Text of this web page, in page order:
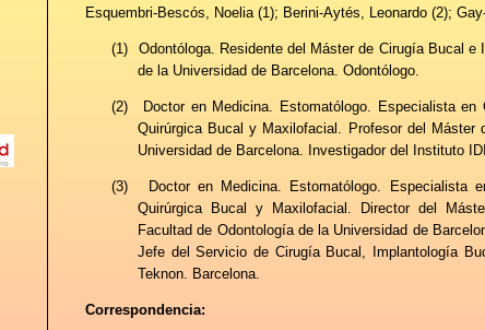
Esquembri-Bescós, Noelia (1); Berini-Aytés, Leonardo (2);
(1)
Odontóloga. Residente del Máster de Cirugía Bucal
de la Universidad de Barcelona. Odontólogo.
(2)
Doctor en Medicina. Estomatólogo. Especialista
Quirúrgica Bucal y Maxilofacial. Profesor del
Universidad de Barcelona. Investigador del Instituto
(3)
Doctor en Medicina. Estomatólogo. Especialista
Quirúrgica Bucal y Maxilofacial. Director del
Facultad de Odontología de la Universidad de
Jefe del Servicio de Cirugía Bucal, Implantología
Teknon. Barcelona.
Correspondencia: